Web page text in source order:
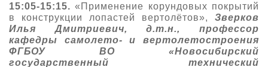
15:05-15:15.«Применение корундовых покрытий
в конструкции лопастей вертолётов», Зверков
Илья Дмитриевич, д.т.н., профессор
кафедры самолето- и вертолетостроения
ФГБОУ ВО «Новосибирский
государственный технический